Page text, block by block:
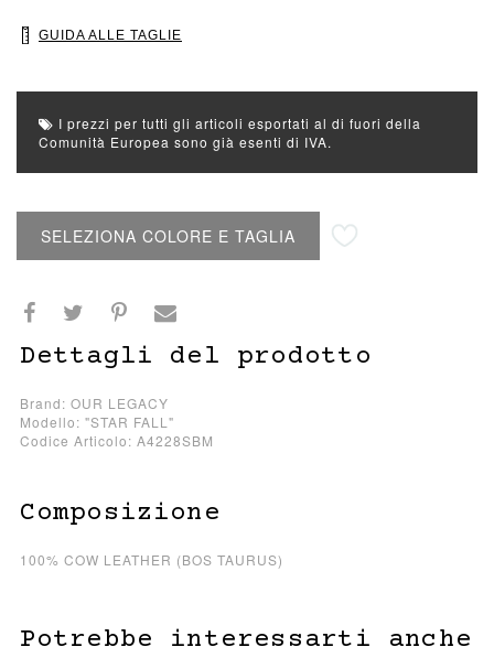
GUIDA ALLE TAGLIE
I prezzi per tutti gli articoli esportati al di fuori della
Comunità Europea sono già esenti di IVA.
SELEZIONA COLORE E TAGLIA
Dettagli del prodotto
Brand: OUR LEGACY
Modello: "STAR FALL"
Codice Articolo: A4228SBM
Composizione
100% COW LEATHER (BOS TAURUS)
Potrebbe interessarti anche